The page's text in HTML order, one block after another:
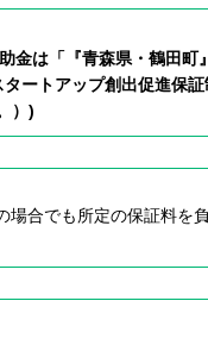
金は「『青森県・鶴田町
ートアップ創出促進保
）)
合でも所定の保証料を負